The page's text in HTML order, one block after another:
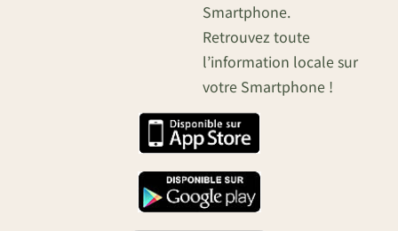
Smartphone.
Retrouvez toute
l’information locale sur
votre Smartphone !